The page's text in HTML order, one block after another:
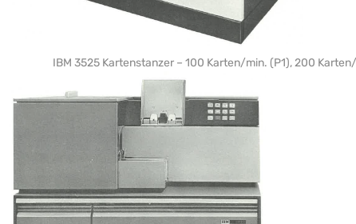
IBM 3525 Kartenstanzer – 100 Karten/min. (P1), 200